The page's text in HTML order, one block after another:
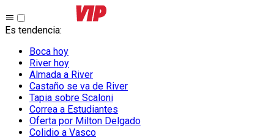
Es tendencia:
Boca hoy
River hoy
Almada a River
Castaño se va de River
Tapia sobre Scaloni
Correa a Estudiantes
Oferta por Milton Delgado
Colidio a Vasco